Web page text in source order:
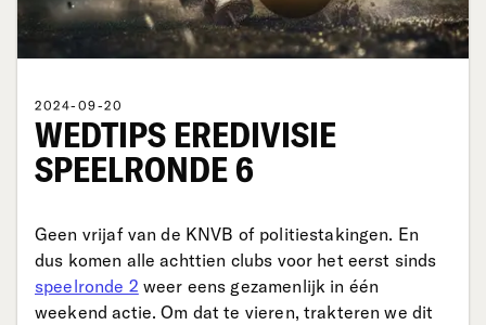
2024-09-20
WEDTIPS EREDIVISIE
SPEELRONDE 6
Geen vrijaf van de KNVB of politiestakingen. En
dus komen alle achttien clubs voor het eerst sinds
speelronde 2 weer eens gezamenlijk in één
weekend actie. Om dat te vieren, trakteren we dit